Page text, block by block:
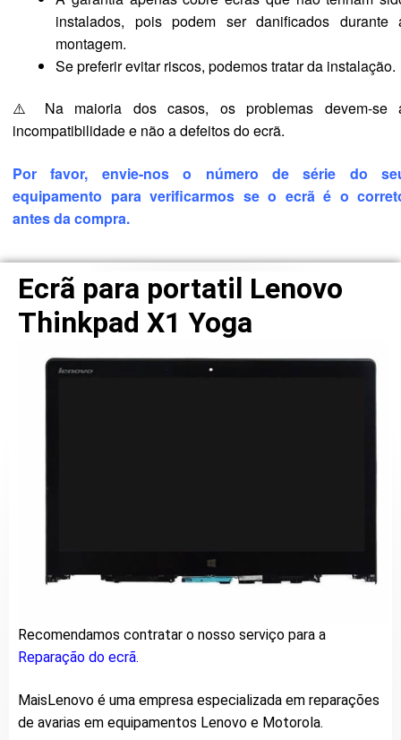
instalados, pois podem ser danificados durante
montagem.
Se preferir evitar riscos, podemos tratar da instalação.
⚠️ Na maioria dos casos, os problemas devem-se
incompatibilidade e não a defeitos do ecrã.
Por favor, envie-nos o número de série do
equipamento para verificarmos se o ecrã é o
antes da compra.
Ecrã para portatil Lenovo
Thinkpad X1 Yoga
Recomendamos contratar o nosso serviço para a
Reparação do ecrã.
MaisLenovo é uma empresa especializada em reparações
de avarias em equipamentos Lenovo e Motorola.